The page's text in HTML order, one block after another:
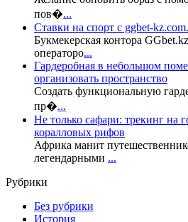
пов�...
Ставки на спорт с ggbet-
Букмекерская контора
операторо...
Гардеробная в небольшом
организовать пространство
Создать функциональную
пр�...
Не только сафари: трекинг на
коралловых рифов
Африка манит
легендарными ...
Рубрики
Без рубрики
История